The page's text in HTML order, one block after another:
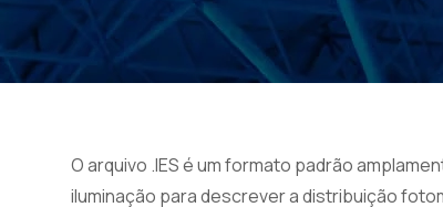
O arquivo .IES é um formato padrão
iluminação para descrever a distribuição